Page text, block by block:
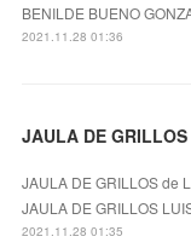
BENILDE BUENO
2021.11.28 01:36
JAULA DE
JAULA DE GRILLOS de
JAULA DE GRILLOS
2021.11.28 01:35